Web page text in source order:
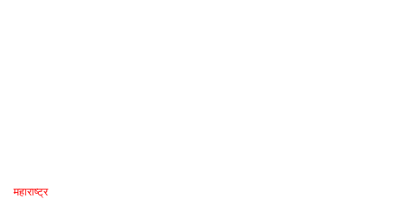
महाराष्ट्र